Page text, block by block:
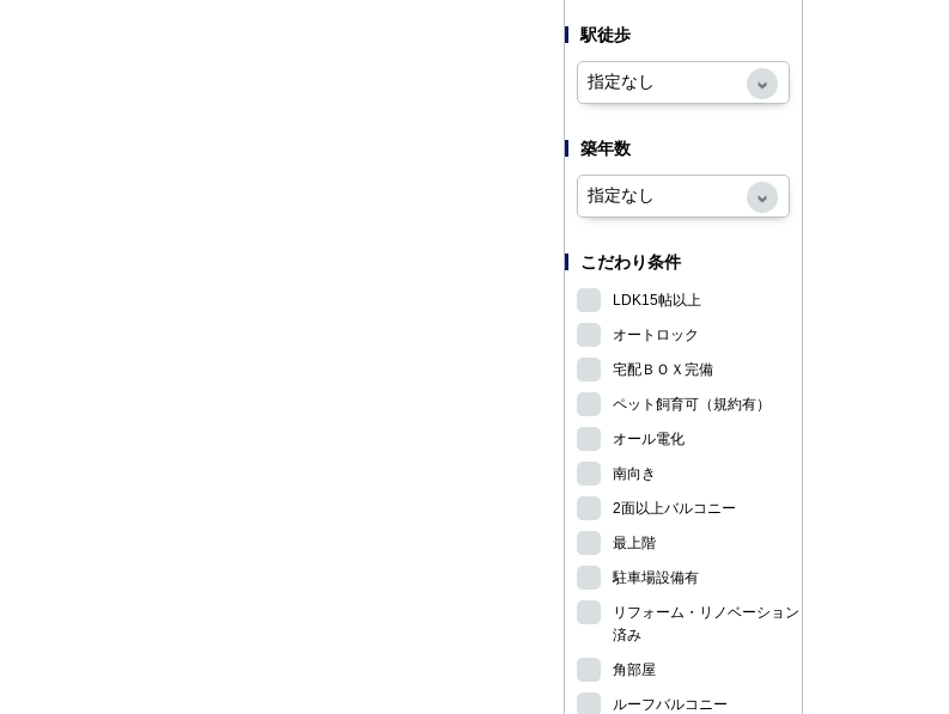
駅徒歩
築年数
こだわり条件
LDK15帖以上
オートロック
宅配ＢＯＸ完備
ペット飼育可（規約有）
オール電化
南向き
2面以上バルコニー
最上階
駐車場設備有
リフォーム・リノベーション
済み
角部屋
ルーフバルコニー